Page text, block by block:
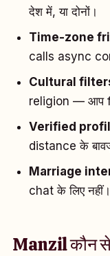
देश में, या दोनों।
Time-zone
calls async
Cultural
religion — आप
Verified
distance के
Marriage
chat के लिए नहीं।
Manzil कौन